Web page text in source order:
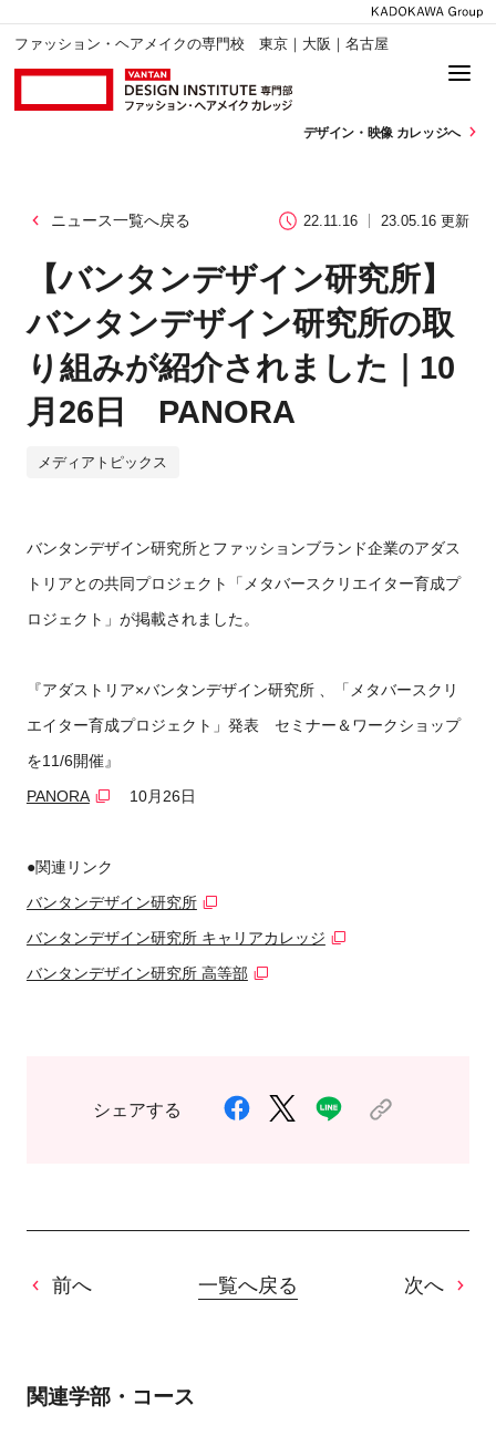
ファッション・ヘアメイクの専門校 東京｜大阪｜名古屋
デザイン・ 映像 カレッジへ
ニュース一覧へ戻る 22.11.16 23.05.16 更新
【バンタンデザイン研究所】
バンタンデザイン研究所の取
り組みが紹介されました｜10
月26日 PANORA
メディアトピックス
バンタンデザイン研究所とファッションブランド企業のアダス
トリアとの共同プロジェクト「メタバースクリエイター育成プ
ロジェクト」が掲載されました。
『アダストリア×バンタンデザイン研究所 、「メタバースクリ
エイター育成プロジェクト」発表 セミナー＆ワークショップ
を11/6開催』
PANORA
10月26日
●関連リンク
バンタンデザイン研究所
バンタンデザイン研究所 キャリアカレッジ
バンタンデザイン研究所 高等部
シェアする
前へ 一覧へ戻る 次へ
関連学部・コース